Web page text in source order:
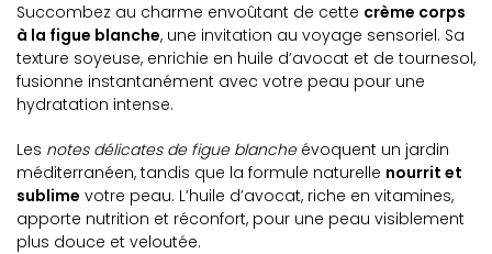
Succombez au charme envoûtant de cette crème corps
à la figue blanche, une invitation au voyage sensoriel. Sa
texture soyeuse, enrichie en huile d’avocat et de tournesol,
fusionne instantanément avec votre peau pour une
hydratation intense.
Les notes délicates de figue blancheévoquent un jardin
méditerranéen, tandis que la formule naturelle nourrit et
sublime votre peau. L’huile d’avocat, riche en vitamines,
apporte nutrition et réconfort, pour une peau visiblement
plus douce et veloutée.